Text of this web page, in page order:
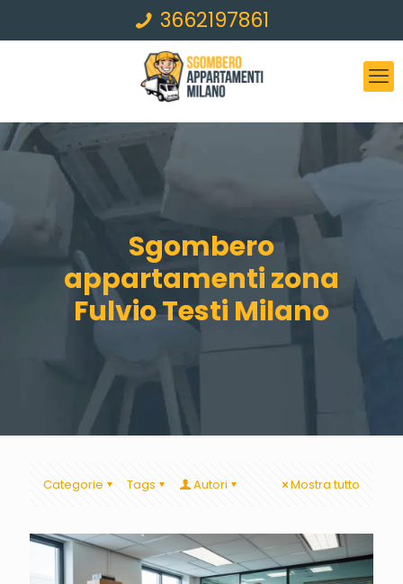
3662197861
Sgombero
appartamenti zona
Fulvio Testi Milano
Categorie Tags Autori Mostra tutto